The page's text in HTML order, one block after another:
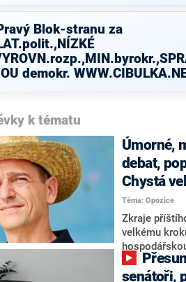
Blok-stranu za
demokr.
k tématu
Úmorné,
debat,
Chystá
Téma: Opozice
Zkraje
velkému
stárnutí
nový
senátoři,